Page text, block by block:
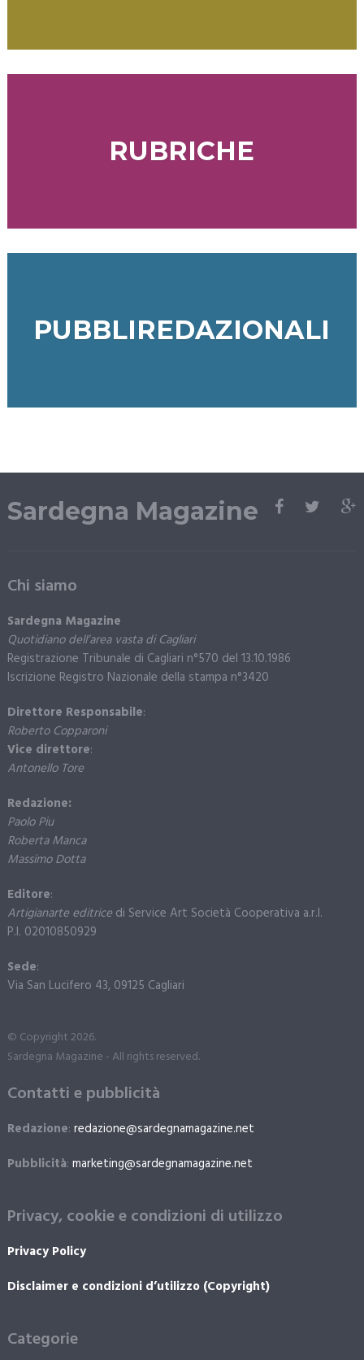
RUBRICHE
PUBBLIREDAZIONALI
Sardegna Magazine
Chi siamo
Sardegna Magazine
Quotidiano dell’area vasta di Cagliari
Registrazione Tribunale di Cagliari n°570 del 13.10.1986
Iscrizione Registro Nazionale della stampa n°3420
Direttore Responsabile:
Roberto Copparoni
Vice direttore:
Antonello Tore
Redazione:
Paolo Piu
Roberta Manca
Massimo Dotta
Editore:
Artigianarte editricedi Service Art Società Cooperativa a.r.l.
P.I. 02010850929
Sede:
Via San Lucifero 43, 09125 Cagliari
© Copyright 2026.
Sardegna Magazine - All rights reserved.
Contatti e pubblicità
Redazione: redazione@sardegnamagazine.net
Pubblicità: marketing@sardegnamagazine.net
Privacy, cookie e condizioni di utilizzo
Privacy Policy
Disclaimer e condizioni d’utilizzo (Copyright)
Categorie